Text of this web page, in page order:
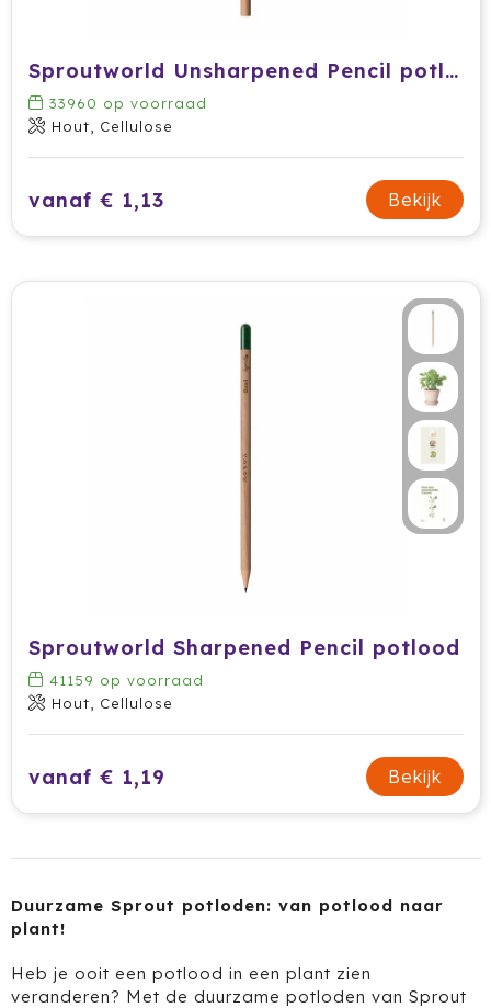
Cutter & Buck
Dopper
Igloo
Iqoniq
JBL
JENS Living
Sproutworld Unsharpened Pencil potlood
33960 op voorraad
Hout, Cellulose
vanaf € 1,13 Bekijk
Sproutworld Sharpened Pencil potlood
41159 op voorraad
Hout, Cellulose
vanaf € 1,19 Bekijk
Duurzame Sprout potloden: van potlood naar
plant!
Heb je ooit een potlood in een plant zien
veranderen? Met de duurzame potloden van Sprout